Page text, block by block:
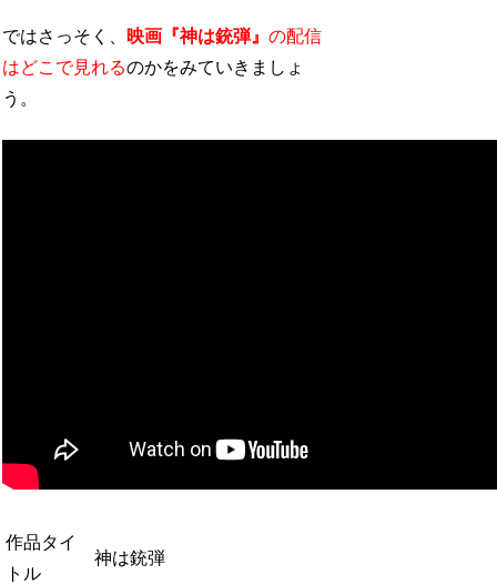
ではさっそく、 映画『神は銃弾』の配信
はどこで見れるのかをみていきましょ
う。
作品タイ
トル
神は銃弾